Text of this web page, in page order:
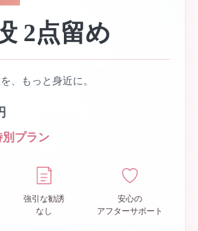
2点留め
、もっと身近に。
別プラン
強引な勧誘
なし
安心の
アフターサポート